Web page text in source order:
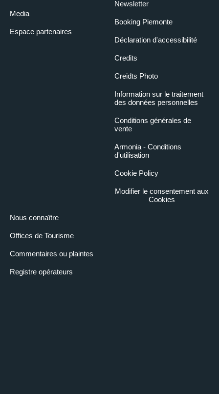
Media
Espace partenaires
Nous connaître
Offices de Tourisme
Commentaires ou plaintes
Registre opérateurs
Newsletter
Booking Piemonte
Déclaration d'accessibilité
Credits
Creidts Photo
Information sur le traitement
des données personnelles
Conditions générales de
vente
Armonia - Conditions
d'utilisation
Cookie Policy
Modifier le consentement aux
Cookies